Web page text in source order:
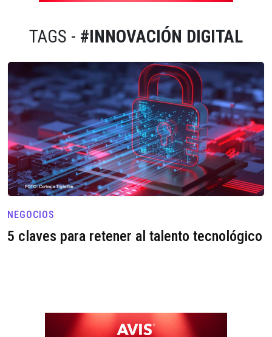
TAGS - #INNOVACIÓN DIGITAL
NEGOCIOS
5 claves para retener al talento tecnológico